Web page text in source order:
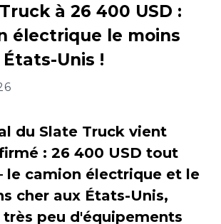
à 26 400 USD :
électrique le moins
Unis !
du Slate Truck vient
: 26 400 USD tout
le camion électrique et le
cher aux États-Unis,
très peu d'équipements